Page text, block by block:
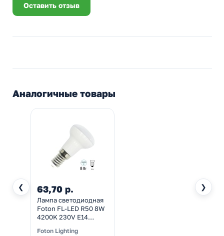
Оставить отзыв
Аналогичные товары
❮ ❯
63,70 р.
Лампа светодиодная
Foton FL-LED R50 8W
4200K 230V E14
Foton Lighting